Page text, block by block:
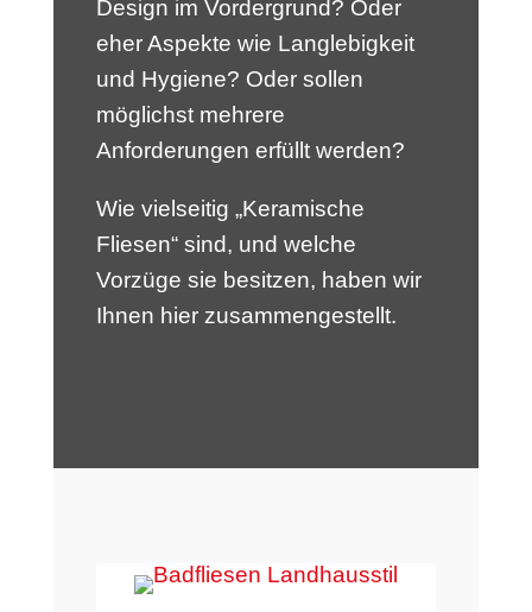
Design im Vordergrund? Oder
eher Aspekte wie Langlebigkeit
und Hygiene? Oder sollen
möglichst mehrere
Anforderungen erfüllt werden?
Wie vielseitig „Keramische
Fliesen“ sind, und welche
Vorzüge sie besitzen, haben wir
Ihnen hier zusammengestellt.